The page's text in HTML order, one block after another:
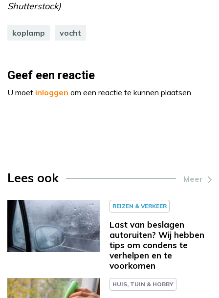
Shutterstock)
koplamp vocht
Geef een reactie
U moet inloggen om een reactie te kunnen plaatsen.
Lees ook Meer
REIZEN & VERKEER
Last van beslagen
autoruiten? Wij hebben
tips om condens te
verhelpen en te
voorkomen
HUIS, TUIN & HOBBY